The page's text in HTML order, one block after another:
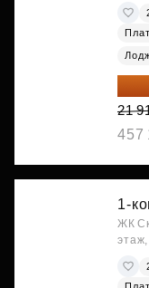
19
21
457
1-
ЖК